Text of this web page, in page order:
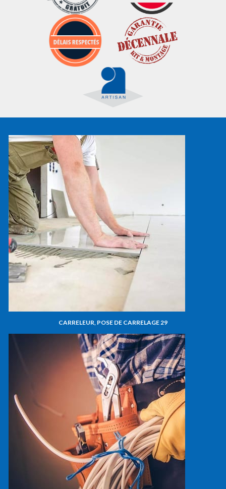
CARRELEUR, POSE DE CARRELAGE 29